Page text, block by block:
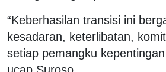
“Keberhasilan transisi ini
kesadaran, keterlibatan,
setiap pemangku